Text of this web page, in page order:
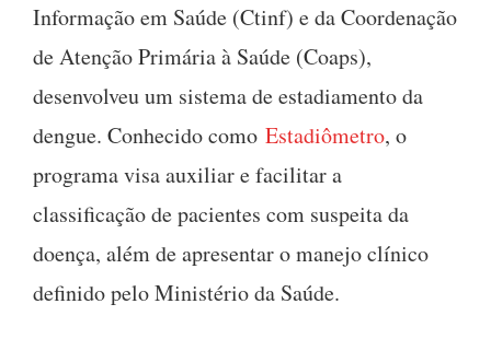
Informação em Saúde (Ctinf) e da Coordenação
de Atenção Primária à Saúde (Coaps),
desenvolveu um sistema de estadiamento da
dengue. Conhecido como Estadiômetro, o
programa visa auxiliar e facilitar a
classificação de pacientes com suspeita da
doença, além de apresentar o manejo clínico
definido pelo Ministério da Saúde.